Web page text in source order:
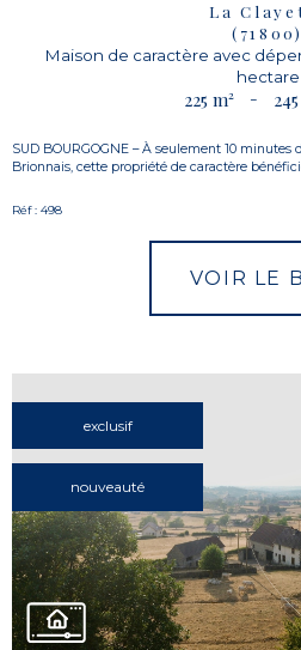
La
(71800)
Maison de caractère avec
hectare
225 m² -
SUD BOURGOGNE – À seulement 10
Brionnais, cette propriété de caractère
Réf : 498
VOIR LE
exclusif
nouveauté